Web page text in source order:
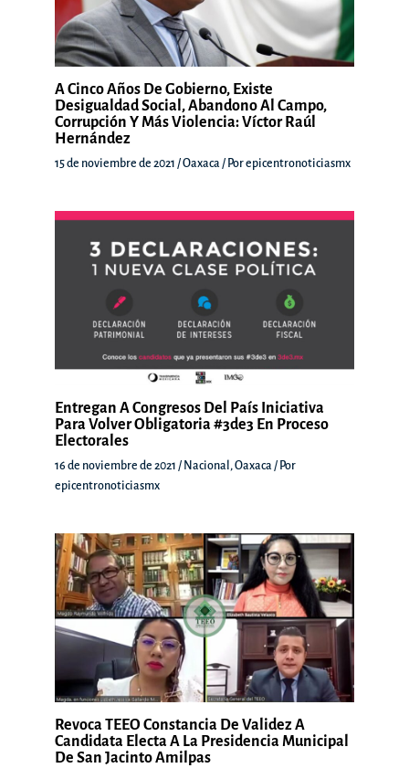
A Cinco Años De Gobierno, Existe
Desigualdad Social, Abandono Al Campo,
Corrupción Y Más Violencia: Víctor Raúl
Hernández
15 de noviembre de 2021 /Oaxaca / Porepicentronoticiasmx
Entregan A Congresos Del País Iniciativa
Para Volver Obligatoria #3de3 En Proceso
Electorales
16 de noviembre de 2021 / Nacional ,Oaxaca / Por
epicentronoticiasmx
Revoca TEEO Constancia De Validez A
Candidata Electa A La Presidencia Municipal
De San Jacinto Amilpas